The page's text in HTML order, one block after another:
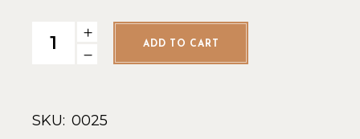
ADD TO CART
SKU: 0025